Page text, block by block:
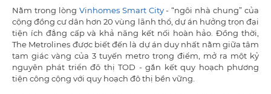
Nằm trong lòng Vinhomes Smart City- “ngôi nhà chung” của
cộng đồng cư dân hơn 20 vùng lãnh thổ, dự án hưởng trọn đại
tiện ích đẳng cấp và khả năng kết nối hoàn hảo. Đồng thời,
The Metrolines được biết đến là dự án duy nhất nằm giữa tâm
tam giác vàng của 3 tuyến metro trọng điểm, mở ra một kỷ
nguyên phát triển đô thị TOD - gắn kết quy hoạch phương
tiện công cộng với quy hoạch đô thị bền vững.